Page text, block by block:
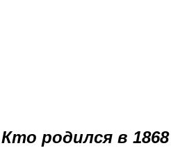
Кто родился в 1868